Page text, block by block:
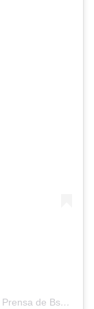
Una publicación compartida de Sindicato de Prensa de Bs.As. (@sipreba)